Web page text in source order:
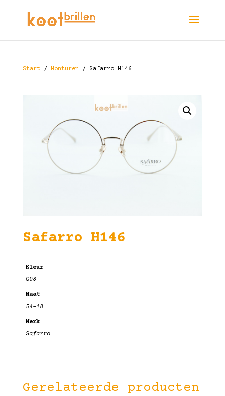
Start/ Monturen/ Safarro H146
Safarro H146
Kleur
G08
Maat
54-18
Merk
Safarro
Gerelateerde producten